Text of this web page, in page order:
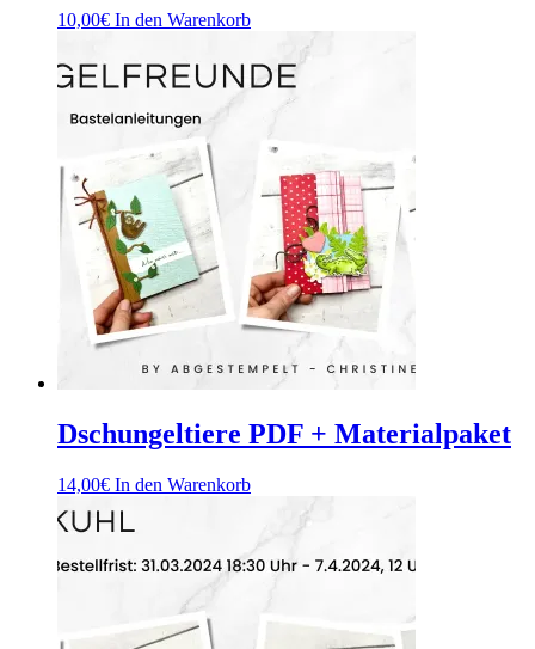
10,00€ In den Warenkorb
Dschungeltiere PDF + Materialpaket
14,00€ In den Warenkorb